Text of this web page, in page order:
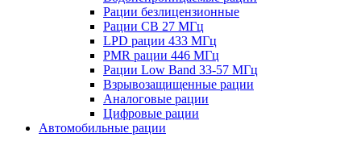
Рации безлицензионные
Рации CB 27 МГц
LPD рации 433 МГц
PMR рации 446 МГц
Рации Low Band 33-57 МГц
Взрывозащищенные рации
Аналоговые рации
Цифровые рации
Автомобильные рации